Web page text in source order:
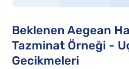
Beklenen Aegean
Tazminat Örneği -
Gecikmeleri